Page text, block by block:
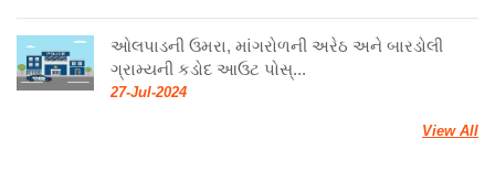
ઓલપાડની ઉમરા, માંગરોળની અરેઠ અને બારડોલી
ગ્રામ્યની કડોદ આઉટ પોસ્...
27-Jul-2024
View All